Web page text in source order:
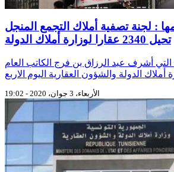
: لجنة تصفية أملاك التجمع المنجل
تحيل 2340 عقارا لوزارة أملاك الدولة
أشرف عبد الرزاق بن فرج الكاتب العام
الأربعاء، 3 جوان، 2020 - 19:02